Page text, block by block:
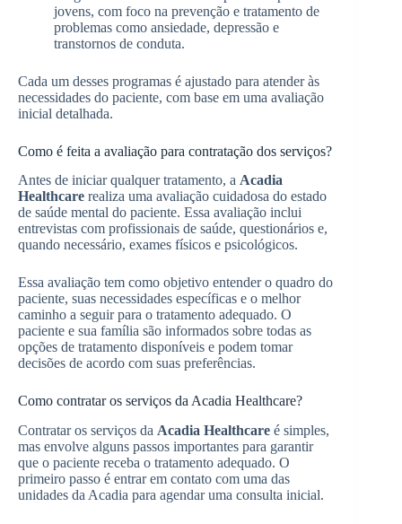
jovens, com foco na prevenção e tratamento de
problemas como ansiedade, depressão e
transtornos de conduta.
Cada um desses programas é ajustado para atender às
necessidades do paciente, com base em uma avaliação
inicial detalhada.
Como é feita a avaliação para contratação dos serviços?
Antes de iniciar qualquer tratamento, a Acadia
Healthcare realiza uma avaliação cuidadosa do estado
de saúde mental do paciente. Essa avaliação inclui
entrevistas com profissionais de saúde, questionários e,
quando necessário, exames físicos e psicológicos.
Essa avaliação tem como objetivo entender o quadro do
paciente, suas necessidades específicas e o melhor
caminho a seguir para o tratamento adequado. O
paciente e sua família são informados sobre todas as
opções de tratamento disponíveis e podem tomar
decisões de acordo com suas preferências.
Como contratar os serviços da Acadia Healthcare?
Contratar os serviços da Acadia Healthcare é simples,
mas envolve alguns passos importantes para garantir
que o paciente receba o tratamento adequado. O
primeiro passo é entrar em contato com uma das
unidades da Acadia para agendar uma consulta inicial.